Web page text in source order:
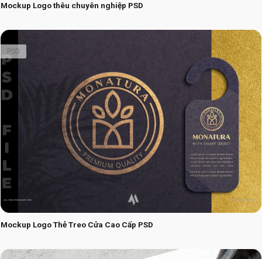
Mockup Logo thêu chuyên nghiệp PSD
Mockup Logo Thẻ Treo Cửa Cao Cấp PSD
PSD